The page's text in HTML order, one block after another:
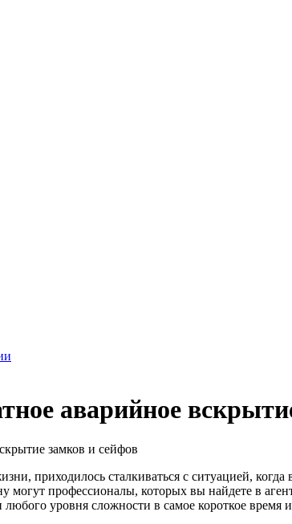
аварийное
приходилось сталкиваться с ситуацией,
профессионалы, которых вы найдете в
уровня сложности в самое короткое